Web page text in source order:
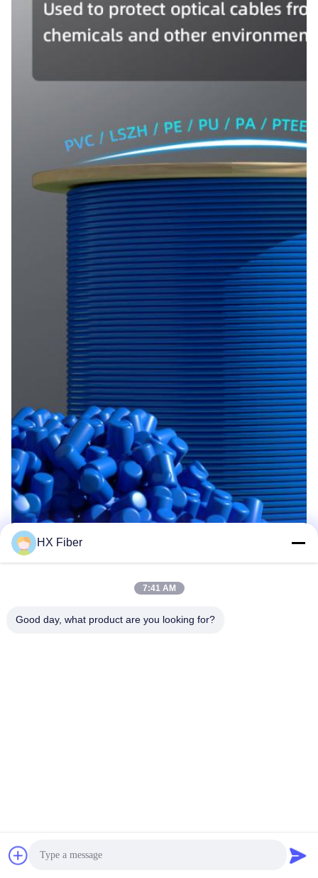
MATERIALAUSWAHL/AUSSENMANTELMATERIAL
HX Fiber
7:41 AM
Good day, what product are you looking for?